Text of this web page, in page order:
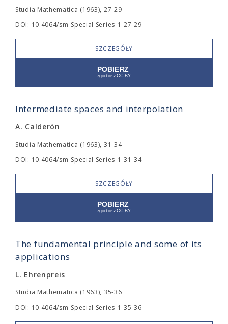
Studia Mathematica (1963), 27-29
DOI: 10.4064/sm-Special Series-1-27-29
SZCZEGÓŁY
Intermediate spaces and interpolation
A. Calderón
Studia Mathematica (1963), 31-34
DOI: 10.4064/sm-Special Series-1-31-34
SZCZEGÓŁY
The fundamental principle and some of its
applications
L. Ehrenpreis
Studia Mathematica (1963), 35-36
DOI: 10.4064/sm-Special Series-1-35-36